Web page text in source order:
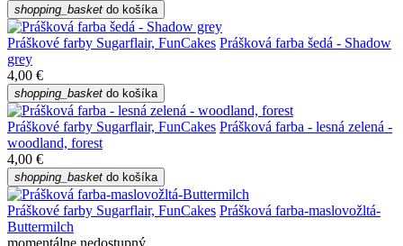
shopping_basket do košíka
Práškové farby Sugarflair, FunCakes Prášková farba šedá - Shadow
grey
4,00 €
shopping_basket do košíka
Práškové farby Sugarflair, FunCakes Prášková farba - lesná zelená -
woodland, forest
4,00 €
shopping_basket do košíka
Práškové farby Sugarflair, FunCakes Prášková farba-maslovožltá-
Buttermilch
momentálne nedostupný